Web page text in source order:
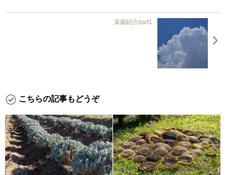
菜園紹介part1
こちらの記事もどうぞ